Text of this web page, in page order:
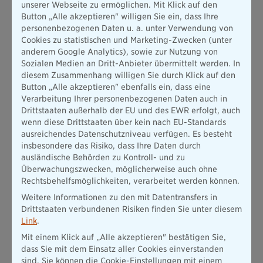
im Schadenfall zugunsten des Kunden und die Bayerische
muss nachweisen, dass der Schaden nicht versichert ist.
Zusätzlich gilt bei der Gewerbepolice der Bayerischen: Schutz
für die Zukunft. Das umfasst eine nachhaltige Mehrleistung
und klimafreundliche Schadenregulierung für Inhalts-,
Betriebshaftpflicht- und Wohngebäudeversicherung. Mit dem
Nachhaltigkeitsbaustein erhalten Kunden der Inhalts- und
Betriebshaftpflicht nach einem Schaden Mehrleistungen in
Höhe von 20 Prozent für nachhaltig produzierte
Ersatzprodukte und Kunden der Gebäudeversicherung eine
Mehrleistung in Höhe von 10 Prozent – wie Bodenbeläge,
Farben sowie technische, elektrische oder elektronische
Produkte in einer höheren Energieeffizienzklasse. Auch
Mehrkosten, die entstehen, wenn Kunden anerkannt
nachhaltige oder CO₂-zertifizierte Unternehmen beauftragen,
eingeschlossen sind hierbei auch bis zu 20 Prozent höhere
Leistungen bei Betriebsunterbrechungen, wenn durch die
Beauftragung eines solchen Unternehmens eine längere
Ausfallzeit entsteht.
Komplett digitalisierter Prozess von der Beratung bis zur
unserer Webseite zu ermöglichen. Mit Klick auf den
Button „Alle akzeptieren" willigen Sie ein, dass Ihre
personenbezogenen Daten u. a. unter Verwendung von
Cookies zu statistischen und Marketing-Zwecken (unter
anderem Google Analytics), sowie zur Nutzung von
Sozialen Medien an Dritt-Anbieter übermittelt werden. In
diesem Zusammenhang willigen Sie durch Klick auf den
Button „Alle akzeptieren" ebenfalls ein, dass eine
Verarbeitung Ihrer personenbezogenen Daten auch in
Drittstaaten außerhalb der EU und des EWR erfolgt, auch
wenn diese Drittstaaten über kein nach EU-Standards
ausreichendes Datenschutzniveau verfügen. Es besteht
insbesondere das Risiko, dass Ihre Daten durch
ausländische Behörden zu Kontroll- und zu
Überwachungszwecken, möglicherweise auch ohne
Rechtsbehelfsmöglichkeiten, verarbeitet werden können.
Weitere Informationen zu den mit Datentransfers in
Drittstaaten verbundenen Risiken finden Sie unter diesem
Link.
Mit einem Klick auf „Alle akzeptieren" bestätigen Sie,
dass Sie mit dem Einsatz aller Cookies einverstanden
sind. Sie können die Cookie-Einstellungen mit einem